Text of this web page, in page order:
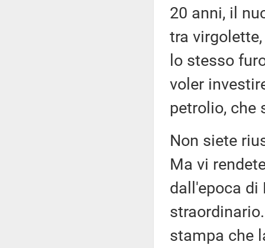
20 anni, il
tra
lo stesso
voler
petrolio, che
Non siete
Ma vi
dall'epoca di
stampa che